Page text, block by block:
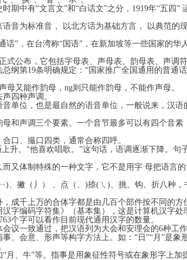
期中有“文言文”和“白话文”之分，1919年“五四”
为标准音， 以北方话为基础方言， 以典范的
”，在台湾称“国语”，在新加坡等一些国家的华
公布，它包括字母表、声母表、韵母表、声调符
第19条明确规定：“国家推广全国通用的普通
又能作韵母，ng则只能作韵母，不能作声母。
四种声调。
位，也是最自然的语音单位，一般说来，汉语
。
声调三个要素。一个音节最多可以有四个音素
口、撮口四类，通常合称四呼。
。“他喜欢唱歌。”这句话，语调逐渐下降。句
体制特殊的一种文字，它不是用字 母把语言的
撇（丿） 、点（、)捺(ㄟ)、挑、钩、折八种，
千上万的合体字都是由几百个部件按不同的方
字编码字符集》（基本集），这是计算机汉字
个字可以看作目前现代通用汉字的数量。
一致通过，把汉语列为大会和安理会的6种工作
会意、形声等构字方法上。如：“日”“月”是象
字。
、牛”等。指事是用象征性符号或在象形字上加